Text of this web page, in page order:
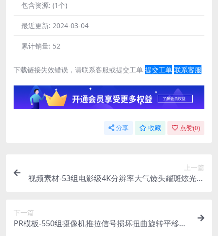
包含资源: (1个)
最近更新: 2024-03-04
累计销量: 52
下载链接失效错误，请联系客服或提交工单 提交工单 联系客服
分享 收藏 点赞(0)
上一篇
视频素材-53组电影级4K分辨率大气镜头耀斑炫光光
下一篇
PR模板-550组摄像机推拉信号损坏扭曲旋转平移文